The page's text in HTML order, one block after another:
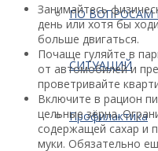
ПО ВОПРОСАМ
СИТУАЦИЙ
Профилактика
Занимайтесь
день или хотя бы
больше двигаться.
Почаще гуляйте в
от автомобилей и
проветривайте
Включите в рацион
цельные зёрна.
содержащей сахар и
муки. Обязательно